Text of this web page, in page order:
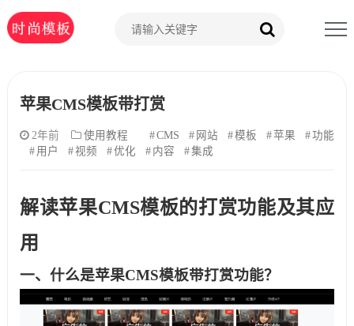
苹果CMS模板带打赏
2年前 使用教程 CMS 网站 模板 苹果
功能
用户
视频 优化 内容 集成
解读苹果CMS模板的打赏功能及其应
用
一、什么是苹果CMS模板带打赏功能？